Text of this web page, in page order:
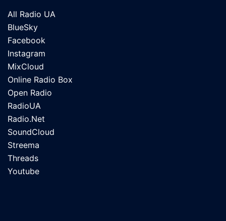
All Radio UA
BlueSky
Facebook
Instagram
MixCloud
Online Radio Box
Open Radio
RadioUA
Radio.Net
SoundCloud
Streema
Threads
Youtube